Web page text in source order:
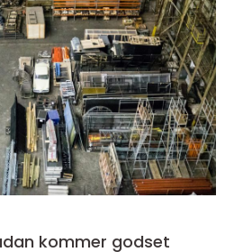
kommer godset